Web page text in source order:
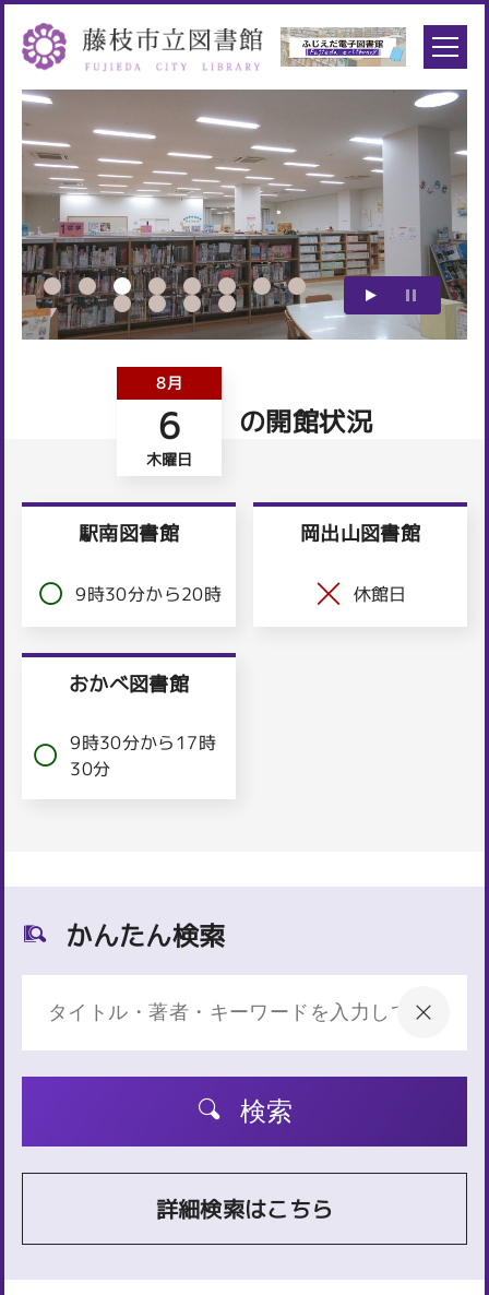
8月
6
木曜日
の開館状況
駅南図書館
9時30分から20時
岡出山図書館
休館日
おかべ図書館
9時30分から17時
30分
かんたん検索
検索
詳細検索はこちら